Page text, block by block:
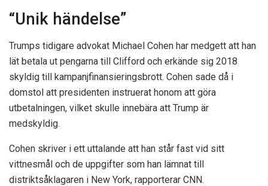
“Unik händelse”
Trumps tidigare advokat Michael Cohen har medgett att han
lät betala ut pengarna till Clifford och erkände sig 2018
skyldig till kampanjfinansieringsbrott. Cohen sade då i
domstol att presidenten instruerat honom att göra
utbetalningen, vilket skulle innebära att Trump är
medskyldig.
Cohen skriver i ett uttalande att han står fast vid sitt
vittnesmål och de uppgifter som han lämnat till
distriktsåklagaren i New York, rapporterar CNN.